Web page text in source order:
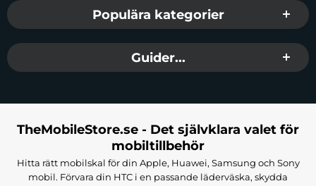
Populära kategorier
Guider...
TheMobileStore.se - Det självklara valet för
mobiltillbehör
Hitta rätt mobilskal för din Apple, Huawei, Samsung och Sony
mobil. Förvara din HTC i en passande läderväska, skydda